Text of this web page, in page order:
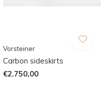
Vorsteiner
Carbon sideskirts
€2.750,00